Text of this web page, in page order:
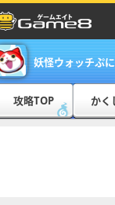
妖怪ウォッチぷ
攻略TOP かく